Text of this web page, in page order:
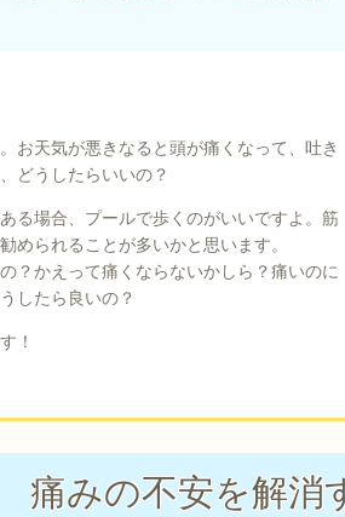
お天気が悪きなると頭が痛くなって、吐き
どうしたらいいの？
る場合、プールで歩くのがいいですよ。筋
められることが多いかと思います。
？かえって痛くならないかしら？痛いのに
したら良いの？
！
痛みの不安を解消